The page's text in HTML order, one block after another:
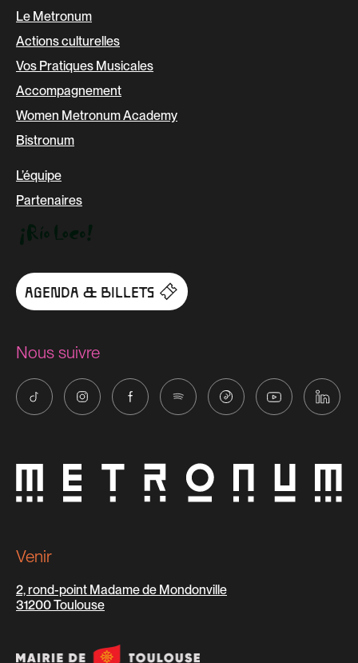
Le Metronum
Actions culturelles
Vos Pratiques Musicales
Accompagnement
Women Metronum Academy
Bistronum
L’équipe
Partenaires
AGENDA & BILLETS
Nous suivre
Venir
2, rond-point Madame de Mondonville
31200 Toulouse